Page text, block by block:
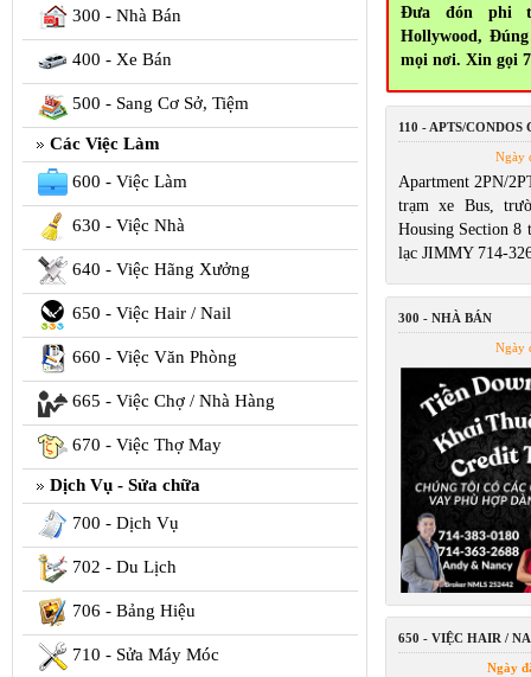
300 - Nhà Bán
400 - Xe Bán
500 - Sang Cơ Sở, Tiệm
Các Việc Làm
600 - Việc Làm
630 - Việc Nhà
640 - Việc Hãng Xưởng
650 - Việc Hair / Nail
660 - Việc Văn Phòng
665 - Việc Chợ / Nhà Hàng
670 - Việc Thợ May
Dịch Vụ - Sửa chữa
700 - Dịch Vụ
702 - Du Lịch
706 - Bảng Hiệu
710 - Sửa Máy Móc
Đưa đón phi
Hollywood,
mọi nơi. Xin gọi
110 - APTS/CONDOS
Ngày
Apartment 2PN/
trạm xe Bus,
Housing Section
lạc JIMMY 714-
300 - NHÀ BÁN
Ngày
650 - VIỆC HAIR /
Ngày